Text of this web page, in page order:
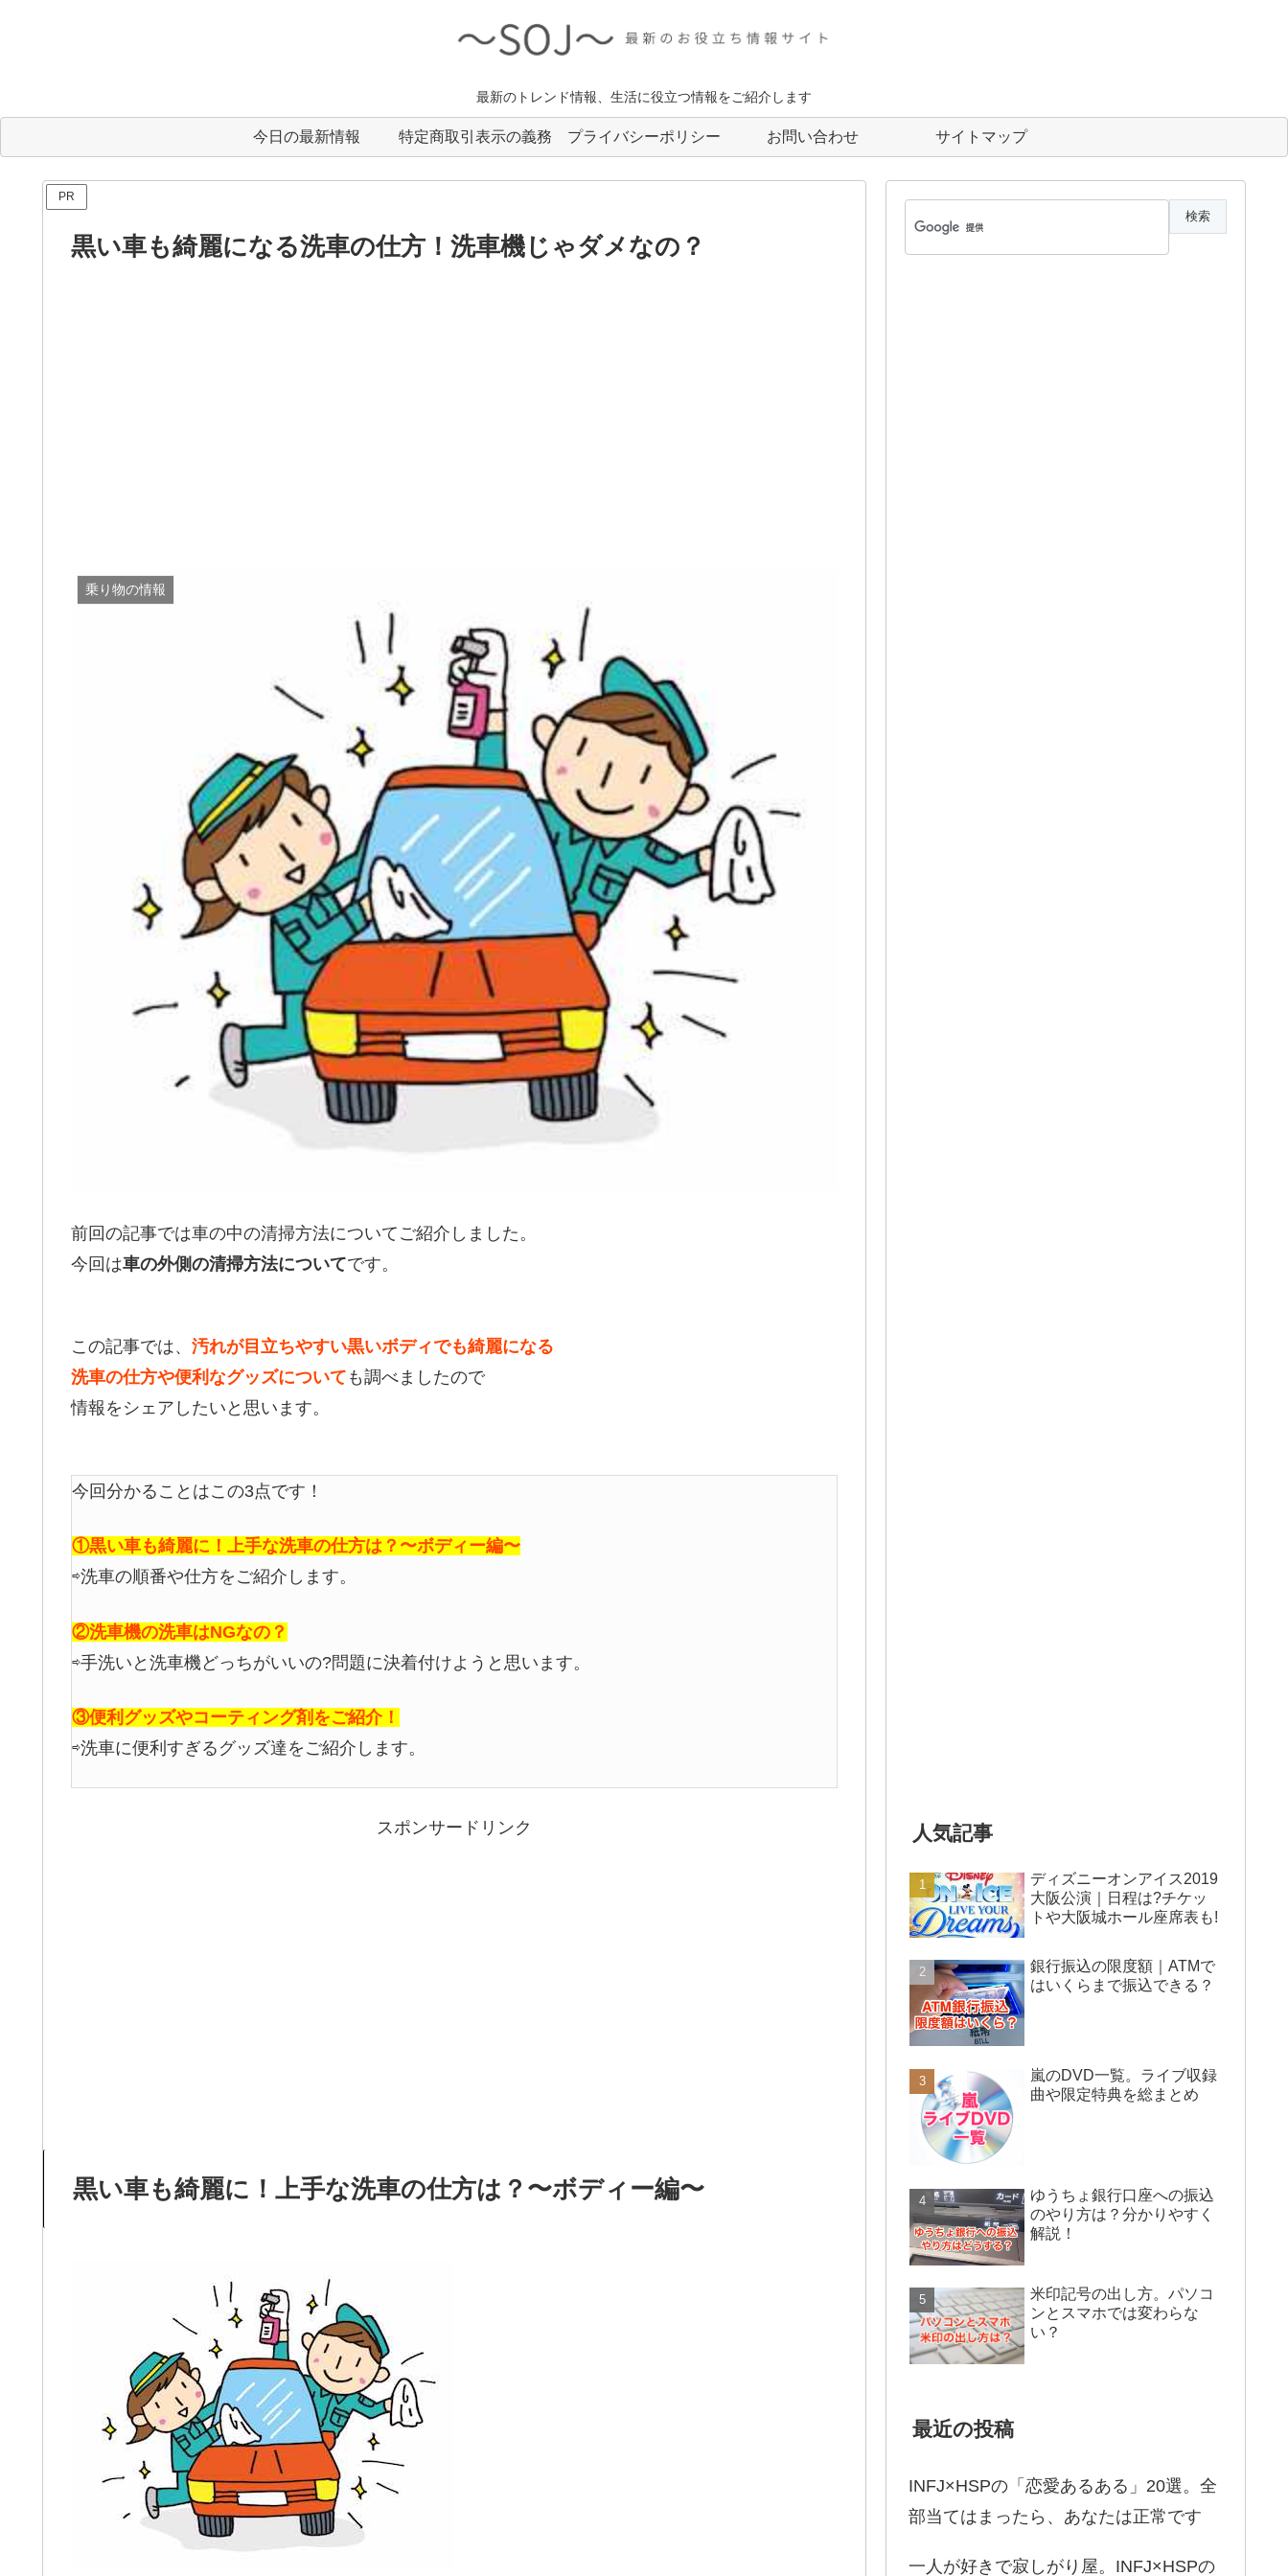
最新のトレンド情報、生活に役立つ情報をご紹介します
今日の最新情報 特定商取引表示の義務 プライバシーポリシー お問い合わせ サイトマップ
PR
黒い車も綺麗になる洗車の仕方！洗車機じゃダメなの？
乗り物の情報
前回の記事では車の中の清掃方法についてご紹介しました。
今回は車の外側の清掃方法についてです。
この記事では、 汚れが目立ちやすい黒いボディでも綺麗になる
洗車の仕方や便利なグッズについて も調べましたので
情報をシェアしたいと思います。
今回分かることはこの3点です！
①黒い車も綺麗に！上手な洗車の仕方は？〜ボディー編〜
⇨洗車の順番や仕方をご紹介します。
②洗車機の洗車はNGなの？
⇨手洗いと洗車機どっちがいいの?問題に決着付けようと思います。
③便利グッズやコーティング剤をご紹介！
⇨洗車に便利すぎるグッズ達をご紹介します。
スポンサードリンク
黒い車も綺麗に！上手な洗車の仕方は？〜ボディー編〜
人気記事
ディズニーオンアイス2019
大阪公演｜日程は?チケッ
トや大阪城ホール座席表も!
銀行振込の限度額｜ATMで
はいくらまで振込できる？
嵐のDVD一覧。ライブ収録
曲や限定特典を総まとめ
ゆうちょ銀行口座への振込
のやり方は？分かりやすく
解説！
米印記号の出し方。パソコ
ンとスマホでは変わらな
い？
最近の投稿
INFJ×HSPの「恋愛あるある」20選。全
部当てはまったら、あなたは正常です
一人が好きで寂しがり屋。INFJ×HSPの